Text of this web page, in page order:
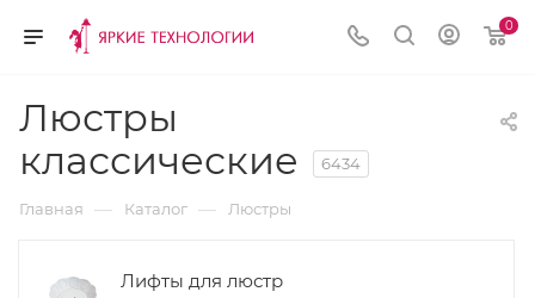
0
Люстры
классические
6434
Главная — Каталог — Люстры
Лифты для люстр